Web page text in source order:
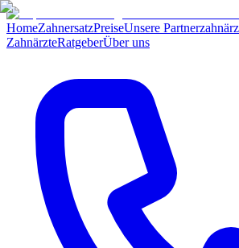
HomeZahnersatzPreiseUnsere
ZahnärzteRatgeberÜber uns